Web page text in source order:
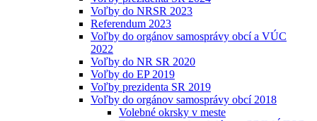
Voľby do NRSR 2023
Referendum 2023
Voľby do orgánov samosprávy obcí a VÚC
2022
Voľby do NR SR 2020
Voľby do EP 2019
Voľby prezidenta SR 2019
Voľby do orgánov samosprávy obcí 2018
Volebné okrsky v meste